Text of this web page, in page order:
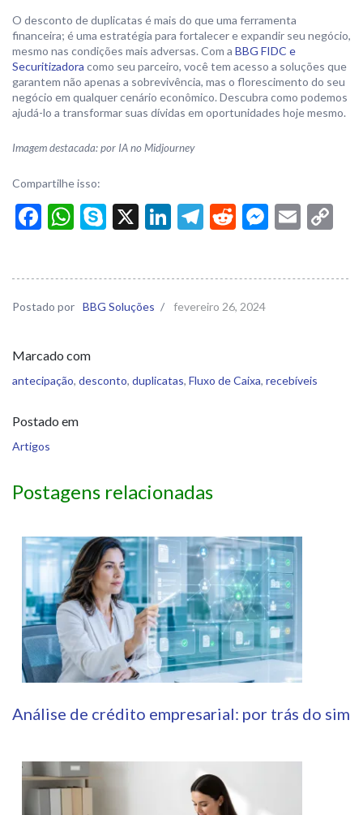
O desconto de duplicatas é mais do que uma ferramenta
financeira; é uma estratégia para fortalecer e expandir seu negócio,
mesmo nas condições mais adversas. Com a BBG FIDC e
Securitizadora como seu parceiro, você tem acesso a soluções que
garantem não apenas a sobrevivência, mas o florescimento do seu
negócio em qualquer cenário econômico. Descubra como podemos
ajudá-lo a transformar suas dívidas em oportunidades hoje mesmo.
Imagem destacada: por IA no Midjourney
Compartilhe isso:
Facebook
WhatsApp
Skype
X LinkedIn
Telegram
RedditEmail
Postado por BBG Soluções / fevereiro 26, 2024
Marcado com
antecipação, desconto, duplicatas, Fluxo de Caixa, recebíveis
Postado em
Artigos
Postagens relacionadas
Análise de crédito empresarial: por trás do sim